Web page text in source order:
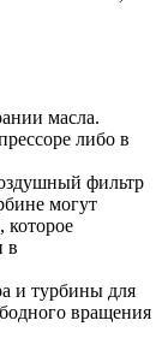
масла.
либо в
фильтр
могут
которое
в
и турбины для
вращения